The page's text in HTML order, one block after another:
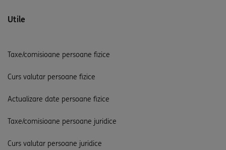
Utile
Taxe/comisioane persoane fizice
Curs valutar persoane fizice
Actualizare date persoane fizice
Taxe/comisioane persoane juridice
Curs valutar persoane juridice